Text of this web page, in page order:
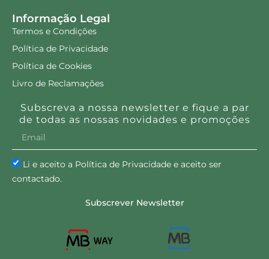
Informação Legal
Termos e Condições
Política de Privacidade
Política de Cookies
Livro de Reclamações
Subscreva a nossa newsletter e fique a par
de todas as nossas novidades e promoções
Li e aceito a Política de Privacidade e aceito ser
contactado.
Subscrever Newsletter